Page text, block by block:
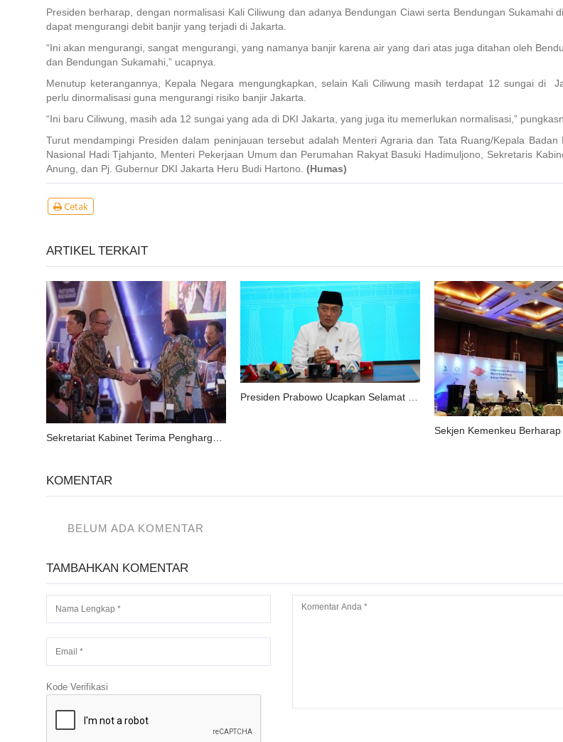
Presiden berharap, dengan normalisasi Kali Ciliwung dan adanya Bendungan Ciawi serta Bendungan Sukamahi
dapat mengurangi debit banjir yang terjadi di Jakarta.
“Ini akan mengurangi, sangat mengurangi, yang namanya banjir karena air yang dari atas juga ditahan oleh
dan Bendungan Sukamahi,” ucapnya.
Menutup keterangannya, Kepala Negara mengungkapkan, selain Kali Ciliwung masih terdapat 12 sungai di
perlu dinormalisasi guna mengurangi risiko banjir Jakarta.
“Ini baru Ciliwung, masih ada 12 sungai yang ada di DKI Jakarta, yang juga itu memerlukan normalisasi,”
Turut mendampingi Presiden dalam peninjauan tersebut adalah Menteri Agraria dan Tata Ruang/Kepala Badan
Nasional Hadi Tjahjanto, Menteri Pekerjaan Umum dan Perumahan Rakyat Basuki Hadimuljono, Sekretaris
Anung, dan Pj. Gubernur DKI Jakarta Heru Budi Hartono. (Humas)
Cetak
ARTIKEL TERKAIT
KOMENTAR
BELUM ADA KOMENTAR
TAMBAHKAN KOMENTAR
Kode Verifikasi